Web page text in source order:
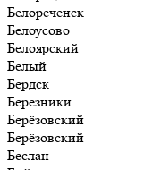
Белореченск
Белоусово
Белоярский
Белый
Бердск
Березники
Берёзовский
Берёзовский
Беслан